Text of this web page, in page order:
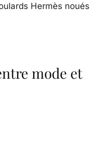
Hermès noués
mode et